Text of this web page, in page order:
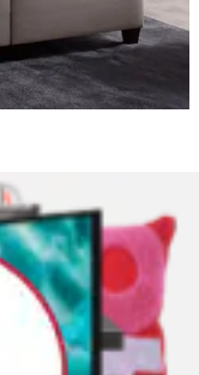
hat direkten
empfohlen,
du einmal den